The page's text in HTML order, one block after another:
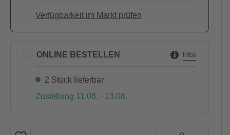
Verfügbarkeit im Markt prüfen
ONLINE BESTELLEN Infos
2 Stück lieferbar
Zustellung 11.08. - 13.08.